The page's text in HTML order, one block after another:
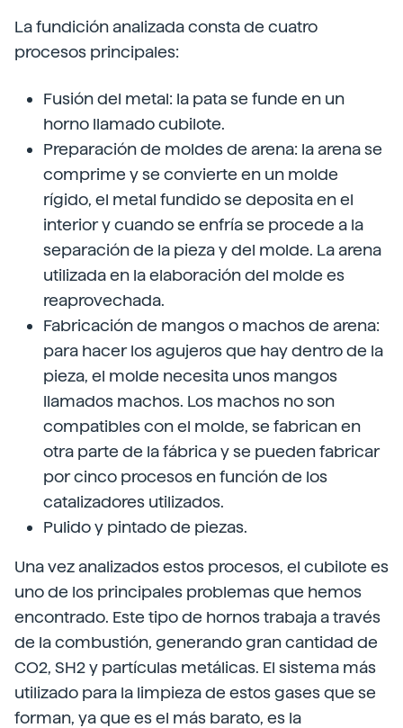
La fundición analizada consta de cuatro
procesos principales:
Fusión del metal: la pata se funde en un
horno llamado cubilote.
Preparación de moldes de arena: la arena se
comprime y se convierte en un molde
rígido, el metal fundido se deposita en el
interior y cuando se enfría se procede a la
separación de la pieza y del molde. La arena
utilizada en la elaboración del molde es
reaprovechada.
Fabricación de mangos o machos de arena:
para hacer los agujeros que hay dentro de la
pieza, el molde necesita unos mangos
llamados machos. Los machos no son
compatibles con el molde, se fabrican en
otra parte de la fábrica y se pueden fabricar
por cinco procesos en función de los
catalizadores utilizados.
Pulido y pintado de piezas.
Una vez analizados estos procesos, el cubilote es
uno de los principales problemas que hemos
encontrado. Este tipo de hornos trabaja a través
de la combustión, generando gran cantidad de
CO2, SH2 y partículas metálicas. El sistema más
utilizado para la limpieza de estos gases que se
forman, ya que es el más barato, es la